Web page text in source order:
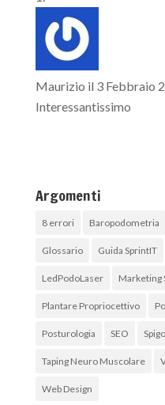
Maurizio il 3 Febbraio
Interessantissimo
Argomenti
8 errori Baropodometria
Glossario Guida SprintIT
LedPodoLaser Marketing
Plantare Propriocettivo
Posturologia SEO
Taping Neuro Muscolare
Web Design